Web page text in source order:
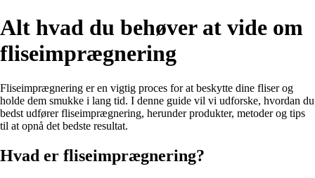
Alt hvad du behøver at vide om
fliseimprægnering
Fliseimprægnering er en vigtig proces for at beskytte dine fliser og
holde dem smukke i lang tid. I denne guide vil vi udforske, hvordan du
bedst udfører fliseimprægnering, herunder produkter, metoder og tips
til at opnå det bedste resultat.
Hvad er fliseimprægnering?